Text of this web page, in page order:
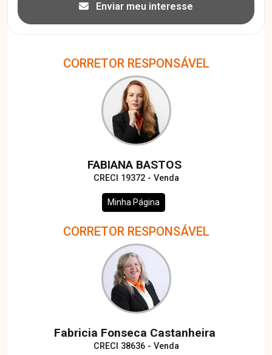
Enviar meu interesse
CORRETOR RESPONSÁVEL
FABIANA BASTOS
CRECI 19372 - Venda
Minha Página
CORRETOR RESPONSÁVEL
Fabricia Fonseca Castanheira
CRECI 38636 - Venda